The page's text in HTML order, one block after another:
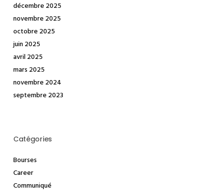
décembre 2025
novembre 2025
octobre 2025
juin 2025
avril 2025
mars 2025
novembre 2024
septembre 2023
Catégories
Bourses
Career
Communiqué